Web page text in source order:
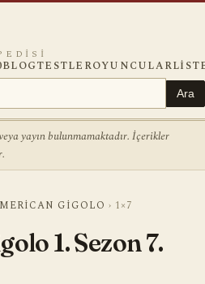
BLOGTESTLEROYUNCULAR
Ara
yayın bulunmamaktadır. İçerikler
GIGOLO › 1×7
1. Sezon 7.